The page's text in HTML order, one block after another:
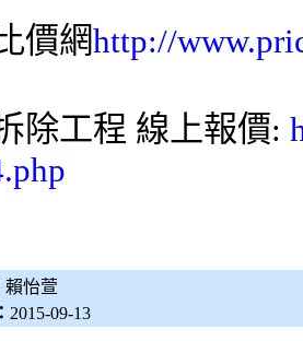
價網http://
除工程 線上報價:
賴怡萱
2015-09-13